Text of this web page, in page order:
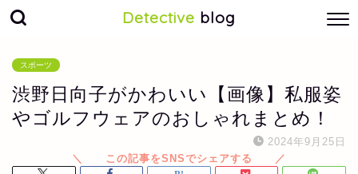
Detective blog
スポーツ
渋野日向子がかわいい【画像】私服姿
やゴルフウェアのおしゃれまとめ！
2024年9月25日